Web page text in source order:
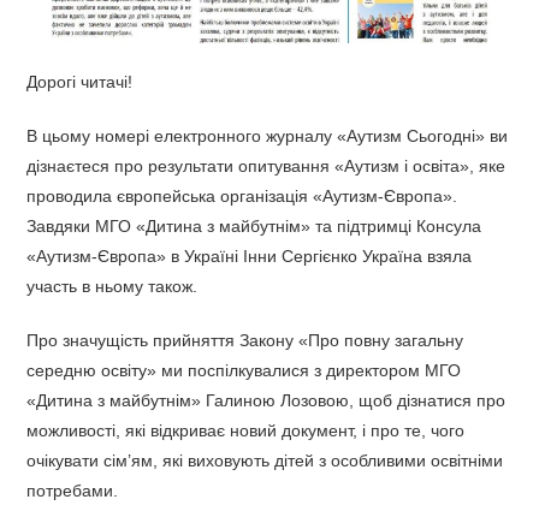
Дорогі читачі!
В цьому номері електронного журналу «Аутизм Сьогодні» ви
дізнаєтеся про результати опитування «Аутизм і освіта», яке
проводила європейська організація «Аутизм-Європа».
Завдяки МГО «Дитина з майбутнім» та підтримці Консула
«Аутизм-Європа» в Україні Інни Сергієнко Україна взяла
участь в ньому також.
Про значущість прийняття Закону «Про повну загальну
середню освіту» ми поспілкувалися з директором МГО
«Дитина з майбутнім» Галиною Лозовою, щоб дізнатися про
можливості, які відкриває новий документ, і про те, чого
очікувати сім’ям, які виховують дітей з особливими освітніми
потребами.